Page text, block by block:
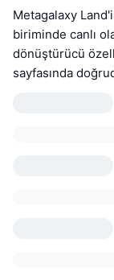
Metagalaxy
biriminde canlı
dönüştürücü
sayfasında